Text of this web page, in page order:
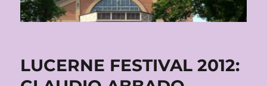
LUCERNE FESTIVAL 2012: